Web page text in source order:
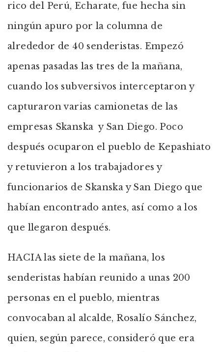
rico del Perú, Echarate, fue hecha sin
ningún apuro por la columna de
alrededor de 40 senderistas. Empezó
apenas pasadas las tres de la mañana,
cuando los subversivos interceptaron y
capturaron varias camionetas de las
empresas Skanska y San Diego. Poco
después ocuparon el pueblo de Kepashiato
y retuvieron a los trabajadores y
funcionarios de Skanska y San Diego que
habían encontrado antes, así como a los
que llegaron después.
HACIA las siete de la mañana, los
senderistas habían reunido a unas 200
personas en el pueblo, mientras
convocaban al alcalde, Rosalío Sánchez,
quien, según parece, consideró que era